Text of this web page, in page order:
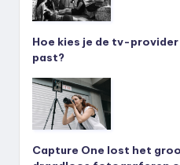
Hoe kies je de tv-
past?
Capture One lost het